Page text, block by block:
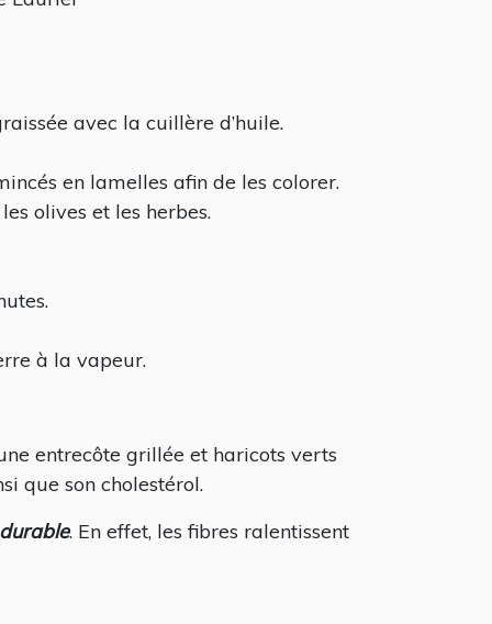
avec la cuillère d’huile.
en lamelles afin de les colorer.
olives et les herbes.
à la vapeur.
entrecôte grillée et haricots verts
que son cholestérol.
. En effet, les fibres ralentissent